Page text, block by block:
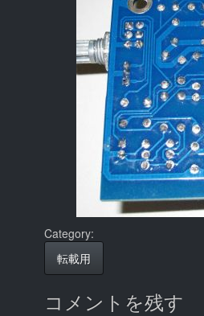
Category:
転載用
コメントを残す